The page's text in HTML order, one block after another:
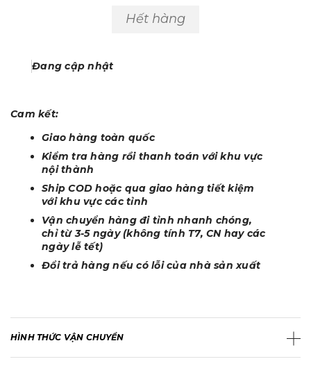
Hết hàng
Đang cập nhật
Cam kết:
Giao hàng toàn quốc
Kiểm tra hàng rồi thanh toán với khu vực
nội thành
Ship COD hoặc qua giao hàng tiết kiệm
với khu vực các tỉnh
Vận chuyển hàng đi tỉnh nhanh chóng,
chỉ từ 3-5 ngày (không tính T7, CN hay các
ngày lễ tết)
Đổi trả hàng nếu có lỗi của nhà sản xuất
HÌNH THỨC VẬN CHUYỂN